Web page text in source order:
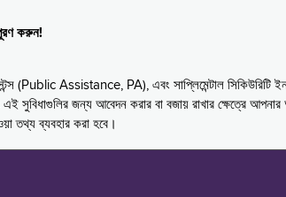
করুন!
(Public Assistance, PA), এবং সাপ্লিমেন্টাল
সুবিধাগুলির জন্য আবেদন করার বা বজায় রাখার ক্ষেত্রে
তথ্য ব্যবহার করা হবে।